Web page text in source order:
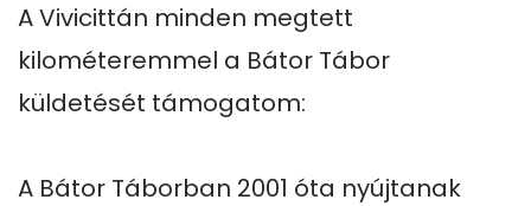
A Vivicittán minden megtett
kilométeremmel a Bátor Tábor
küldetését támogatom:
A Bátor Táborban 2001 óta nyújtanak